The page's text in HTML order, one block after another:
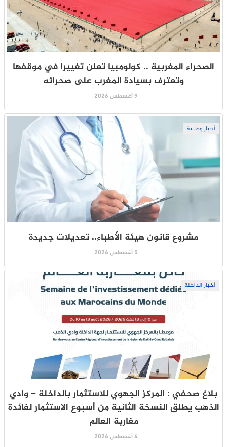
الصحراء المغربية .. كولومبيا تعلن تغييرا في موقفها
وتعترف بسيادة المغرب على صحرائه
9 أغسطس 2026
أخبار وطنية
مشروع قانون هيئة الأطباء.. تعديلات جديدة
5 أغسطس 2026
أخبار الداخلة
بلاغ صحفي : المركز الجهوي للاستثمار بالداخلة – وادي
الذهب يطلق النسخة الثانية من أسبوع الاستثمار لفائدة
مغاربة العالم
4 أغسطس 2026